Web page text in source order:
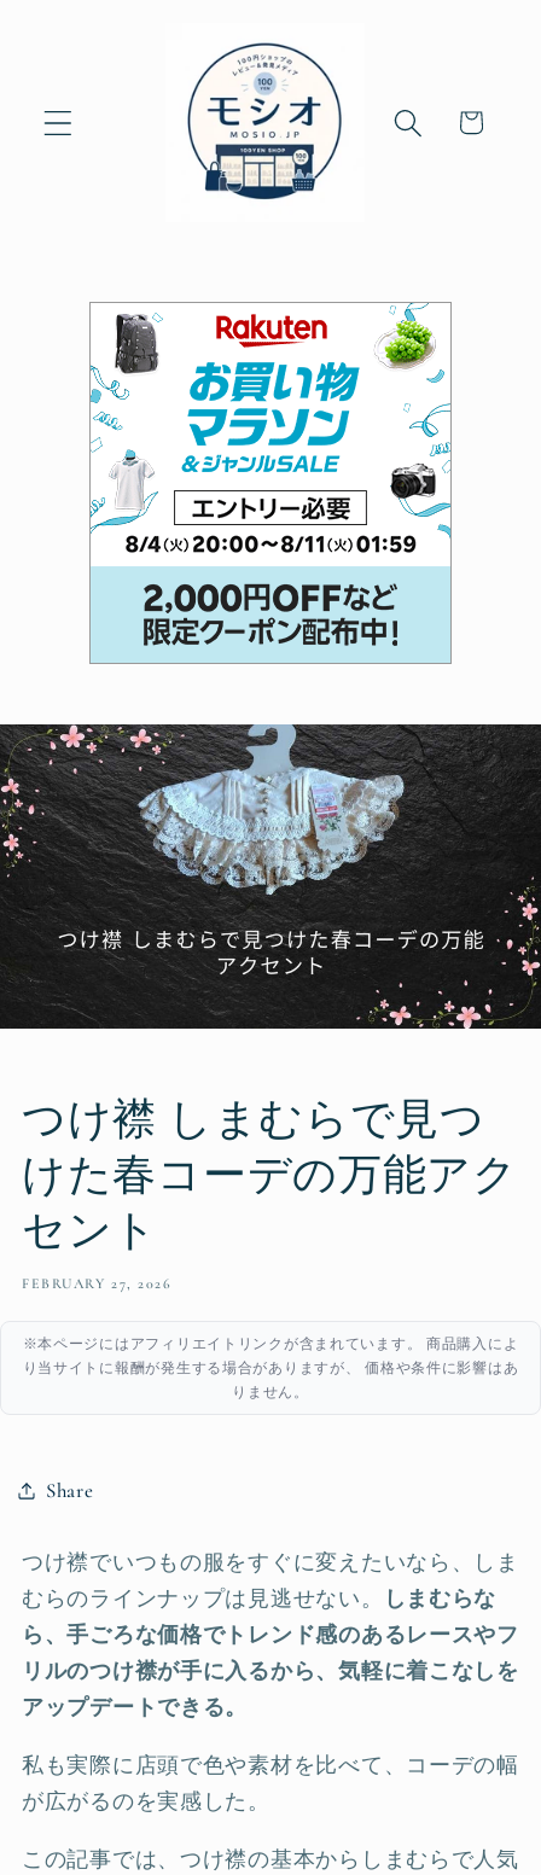
Cart
つけ襟 しまむらで見つ
けた春コーデの万能アク
セント
FEBRUARY 27, 2026
※本ページにはアフィリエイトリンクが含まれています。 商品購入によ
り当サイトに報酬が発生する場合がありますが、 価格や条件に影響はあ
りません。
Share
つけ襟でいつもの服をすぐに変えたいなら、しま
むらのラインナップは見逃せない。
しまむらな
ら、手ごろな価格でトレンド感のあるレースやフ
リルのつけ襟が手に入るから、気軽に着こなしを
アップデートできる。
私も実際に店頭で色や素材を比べて、コーデの幅
が広がるのを実感した。
この記事では、つけ襟の基本からしまむらで人気